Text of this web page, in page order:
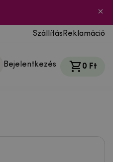
Szállítás Reklamáció
Bejelentkezés 0 Ft